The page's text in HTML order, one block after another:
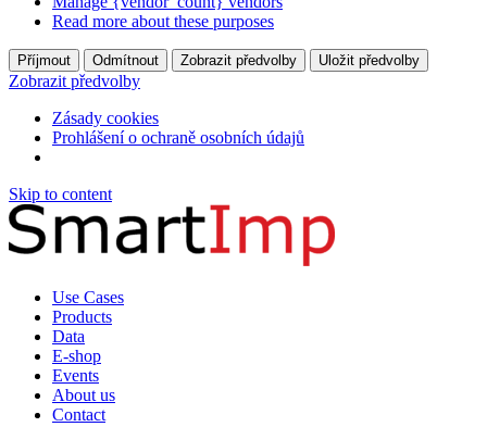
Read more about these purposes
Příjmout Odmítnout Zobrazit předvolby Uložit předvolby
Zobrazit předvolby
Zásady cookies
Prohlášení o ochraně osobních údajů
Skip to content
Use Cases
Products
Data
E-shop
Events
About us
Contact